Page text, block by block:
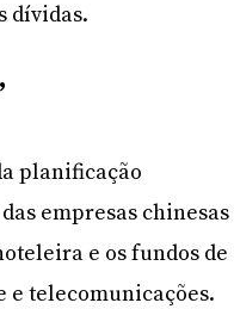
dívidas.
planificação
empresas chinesas
e os fundos de
e telecomunicações.